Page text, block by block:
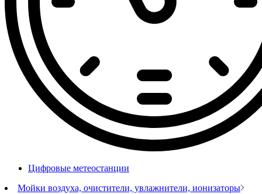
Цифровые метеостанции
Мойки воздуха, очистители, увлажнители, ионизаторы